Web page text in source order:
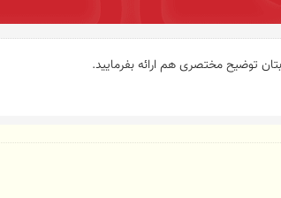
توضیح مختصری هم ارائه بفرمایید.